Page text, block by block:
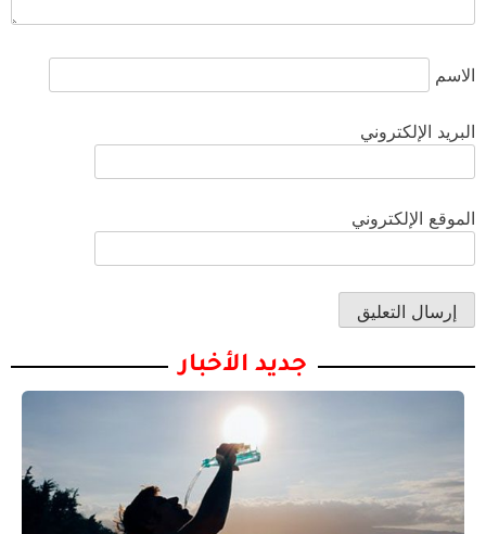
الاسم
البريد الإلكتروني
الموقع الإلكتروني
جديد الأخبار